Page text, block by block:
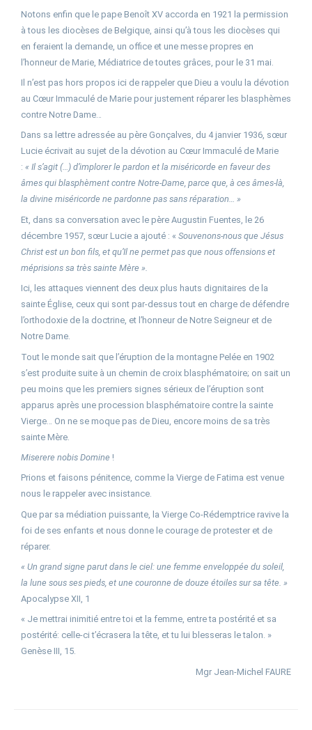
Notons enfin que le pape Benoît XV accorda en 1921 la permission
à tous les diocèses de Belgique, ainsi qu’à tous les diocèses qui
en feraient la demande, un office et une messe propres en
l’honneur de Marie, Médiatrice de toutes grâces, pour le 31 mai.
Il n’est pas hors propos ici de rappeler que Dieu a voulu la dévotion
au Cœur Immaculé de Marie pour justement réparer les blasphèmes
contre Notre Dame…
Dans sa lettre adressée au père Gonçalves, du 4 janvier 1936, sœur
Lucie écrivait au sujet de la dévotion au Cœur Immaculé de Marie
: « Il s’agit (…) d’implorer le pardon et la miséricorde en faveur des
âmes qui blasphèment contre Notre-Dame, parce que, à ces âmes-là,
la divine miséricorde ne pardonne pas sans réparation… »
Et, dans sa conversation avec le père Augustin Fuentes, le 26
décembre 1957, sœur Lucie a ajouté : « Souvenons-nous que Jésus
Christ est un bon fils, et qu’Il ne permet pas que nous offensions et
méprisions sa très sainte Mère ».
Ici, les attaques viennent des deux plus hauts dignitaires de la
sainte Église, ceux qui sont par-dessus tout en charge de défendre
l’orthodoxie de la doctrine, et l’honneur de Notre Seigneur et de
Notre Dame.
Tout le monde sait que l’éruption de la montagne Pelée en 1902
s’est produite suite à un chemin de croix blasphématoire; on sait un
peu moins que les premiers signes sérieux de l’éruption sont
apparus après une procession blasphématoire contre la sainte
Vierge… On ne se moque pas de Dieu, encore moins de sa très
sainte Mère.
Miserere nobis Domine !
Prions et faisons pénitence, comme la Vierge de Fatima est venue
nous le rappeler avec insistance.
Que par sa médiation puissante, la Vierge Co-Rédemptrice ravive la
foi de ses enfants et nous donne le courage de protester et de
réparer.
« Un grand signe parut dans le ciel: une femme enveloppée du soleil,
la lune sous ses pieds, et une couronne de douze étoiles sur sa tête. »
Apocalypse XII, 1
« Je mettrai inimitié entre toi et la femme, entre ta postérité et sa
postérité: celle-ci t’écrasera la tête, et tu lui blesseras le talon. »
Genèse III, 15.
Mgr Jean-Michel FAURE